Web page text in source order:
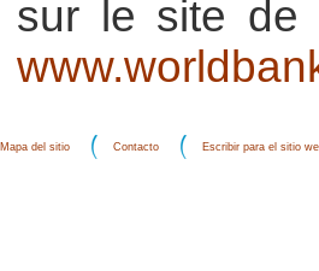
sur le site de
Mapa del sitio Contacto Escribir para el sitio